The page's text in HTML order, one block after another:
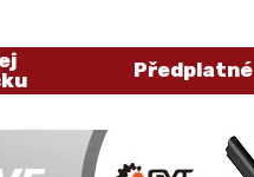
Předplatné